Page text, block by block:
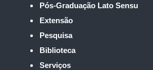
Pós-Graduação Lato Sensu
Extensão
Pesquisa
Biblioteca
Serviços